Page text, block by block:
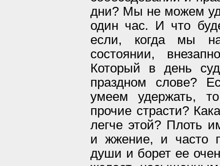
дни? Мы не можем
один час. И что
если, когда мы
состоянии,
Который в день
праздном слове?
умеем удержать,
прочие страсти?
легче этой? Плоть
и жжение, и часто
души и борет ее